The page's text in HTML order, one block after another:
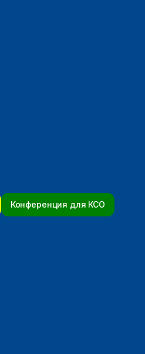
Конференция для КСО